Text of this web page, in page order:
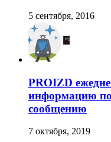
5 сентября, 2016
PROIZD
информацию
сообщению
7 октября, 2019